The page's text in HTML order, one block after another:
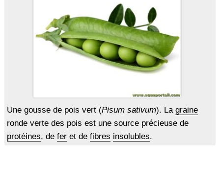
Une gousse de pois vert (Pisum sativum). La graine
ronde verte des pois est une source précieuse de
protéines, de feret de fibres insolubles.